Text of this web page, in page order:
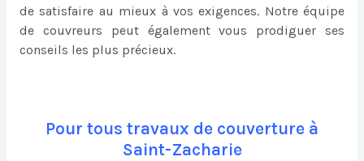
de satisfaire au mieux à vos exigences. Notre équipe
de couvreurs peut également vous prodiguer ses
conseils les plus précieux.
Pour tous travaux de couverture à
Saint-Zacharie